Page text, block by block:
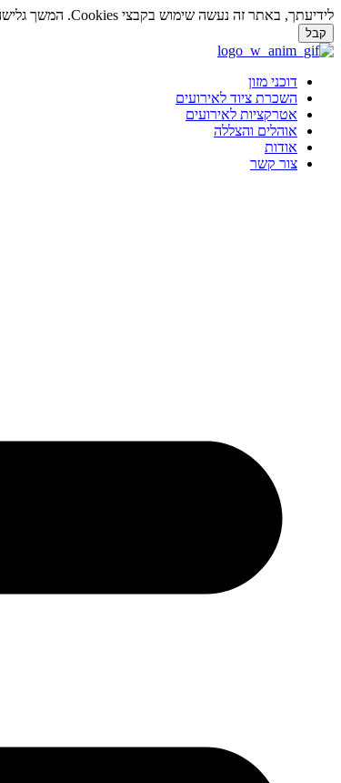
לידיעתך, באתר זה נעשה שימוש בקבצי Cookies. המשך גלישה באתר מהווה הסכמה לשימוש זה. למידע נוסף על
קבל
דלג
דוכני מזון
השכרת ציוד לאירועים
אטרקציות לאירועים
אוהלים והצללה
אודות
צור קשר